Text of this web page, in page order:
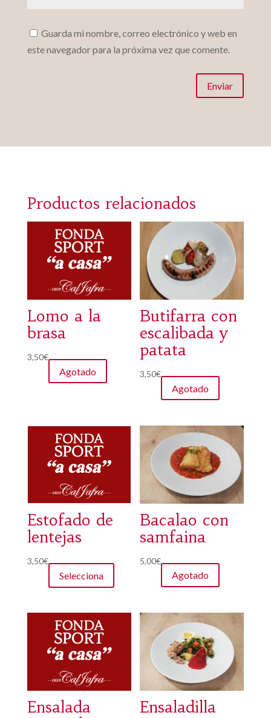
Guarda mi nombre, correo electrónico y web en
este navegador para la próxima vez que comente.
Enviar
Productos relacionados
Lomo a la
brasa
3,50€
Agotado
Butifarra con
escalibada y
patata
3,50€
Agotado
Estofado de
lentejas
3,50€
Selecciona
Bacalao con
samfaina
5,00€
Agotado
Ensalada
Ensaladilla